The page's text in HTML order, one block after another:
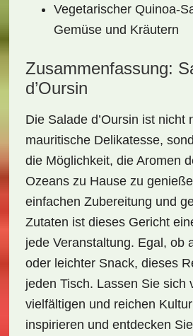
Vegetarischer Quinoa-
Gemüse und Kräutern
Zusammenfassung:
d’Oursin
Die Salade d’Oursin ist nicht
mauritische Delikatesse,
die Möglichkeit, die Aromen
Ozeans zu Hause zu
einfachen Zubereitung und
Zutaten ist dieses Gericht
jede Veranstaltung. Egal, ob
oder leichter Snack, dieses
jeden Tisch. Lassen Sie sich
vielfältigen und reichen
inspirieren und entdecken